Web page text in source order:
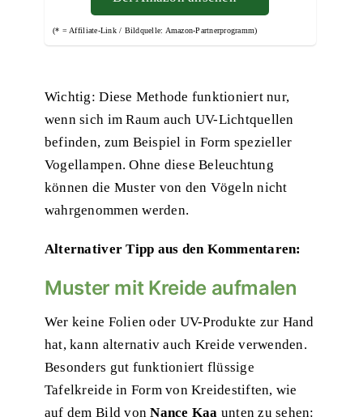
(* = Affiliate-Link / Bildquelle: Amazon-Partnerprogramm)
Wichtig: Diese Methode funktioniert nur,
wenn sich im Raum auch UV-Lichtquellen
befinden, zum Beispiel in Form spezieller
Vogellampen. Ohne diese Beleuchtung
können die Muster von den Vögeln nicht
wahrgenommen werden.
Alternativer Tipp aus den Kommentaren:
Muster mit Kreide aufmalen
Wer keine Folien oder UV-Produkte zur Hand
hat, kann alternativ auch Kreide verwenden.
Besonders gut funktioniert flüssige
Tafelkreide in Form von Kreidestiften, wie
auf demBild vonNance Kaa unten zu sehen: